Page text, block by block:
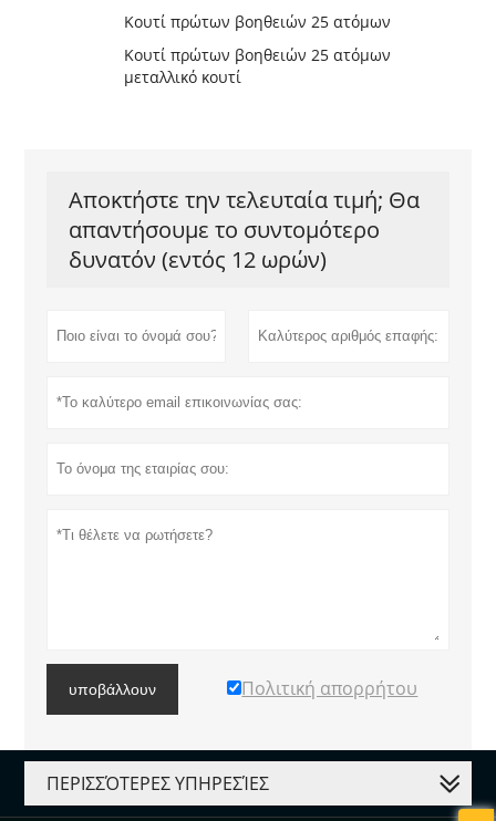
Κουτί πρώτων βοηθειών 25 ατόμων
Κουτί πρώτων βοηθειών 25 ατόμων
μεταλλικό κουτί
Αποκτήστε την τελευταία τιμή; Θα
απαντήσουμε το συντομότερο
δυνατόν (εντός 12 ωρών)
υποβάλλουν Πολιτική απορρήτου
ΠΕΡΙΣΣΌΤΕΡΕΣ ΥΠΗΡΕΣΊΕΣ